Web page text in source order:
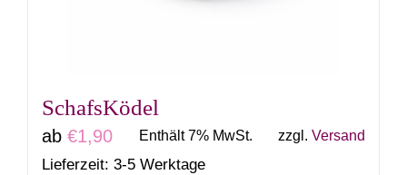
werden
SchafsKödel
ab €1,90 Enthält 7% MwSt. zzgl. Versand
Lieferzeit: 3-5 Werktage